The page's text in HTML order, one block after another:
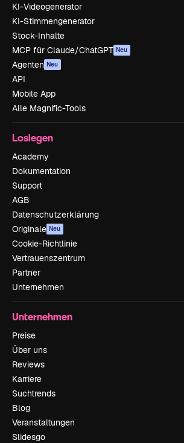
KI-Videogenerator
KI-Stimmengenerator
Stock-Inhalte
MCP für Claude/ChatGPT Neu
Agenten Neu
API
Mobile App
Alle Magnific-Tools
Loslegen
Academy
Dokumentation
Support
AGB
Datenschutzerklärung
Originale Neu
Cookie-Richtlinie
Vertrauenszentrum
Partner
Unternehmen
Unternehmen
Preise
Über uns
Reviews
Karriere
Suchtrends
Blog
Veranstaltungen
Slidesgo